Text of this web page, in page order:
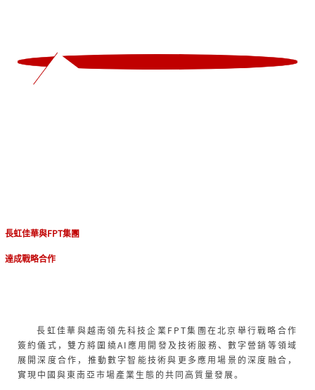
2
長虹佳華與FPT集團
達成戰略合作
長虹佳華與越南領先科技企業FPT集團在北京舉行戰略合作
簽約儀式，雙方將圍繞AI應用開發及技術服務、數字營銷等領域
展開深度合作，推動數字智能技術與更多應用場景的深度融合，
實現中國與東南亞市場產業生態的共同高質量發展。